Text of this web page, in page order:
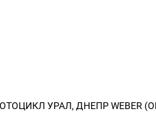
УРАЛ, ДНЕПР WEBER